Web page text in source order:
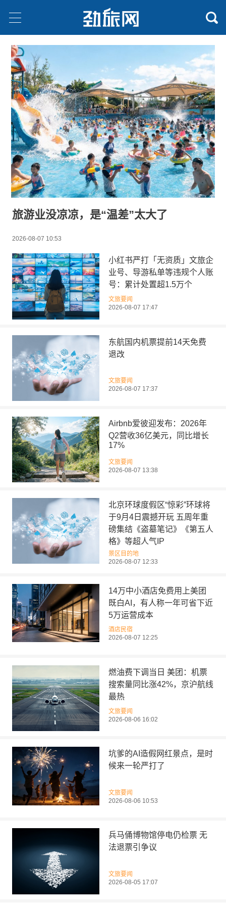
旅游业没凉凉，是“温差”太大了
2026-08-07 10:53
小红书严打「无资质」文旅企
业号、导游私单等违规个人账
号：累计处置超1.5万个
文旅要闻
2026-08-07 17:47
东航国内机票提前14天免费
退改
文旅要闻
2026-08-07 17:37
Airbnb爱彼迎发布：2026年
Q2营收36亿美元，同比增长
17%
文旅要闻
2026-08-07 13:38
北京环球度假区“惊彩”环球将
于9月4日震撼开玩 五周年重
磅集结《盗墓笔记》《第五人
格》等超人气IP
景区目的地
2026-08-07 12:33
14万中小酒店免费用上美团
既白AI，有人称一年可省下近
5万运营成本
酒店民宿
2026-08-07 12:25
燃油费下调当日 美团：机票
搜索量同比涨42%，京沪航线
最热
文旅要闻
2026-08-06 16:02
坑爹的AI造假网红景点，是时
候来一轮严打了
文旅要闻
2026-08-06 10:53
兵马俑博物馆停电仍检票 无
法退票引争议
文旅要闻
2026-08-05 17:07